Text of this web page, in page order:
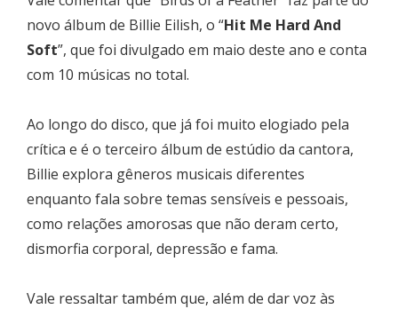
novo álbum de Billie Eilish, o “Hit Me Hard And
Soft”, que foi divulgado em maio deste ano e conta
com 10 músicas no total.
Ao longo do disco, que já foi muito elogiado pela
crítica e é o terceiro álbum de estúdio da cantora,
Billie explora gêneros musicais diferentes
enquanto fala sobre temas sensíveis e pessoais,
como relações amorosas que não deram certo,
dismorfia corporal, depressão e fama.
Vale ressaltar também que, além de dar voz às